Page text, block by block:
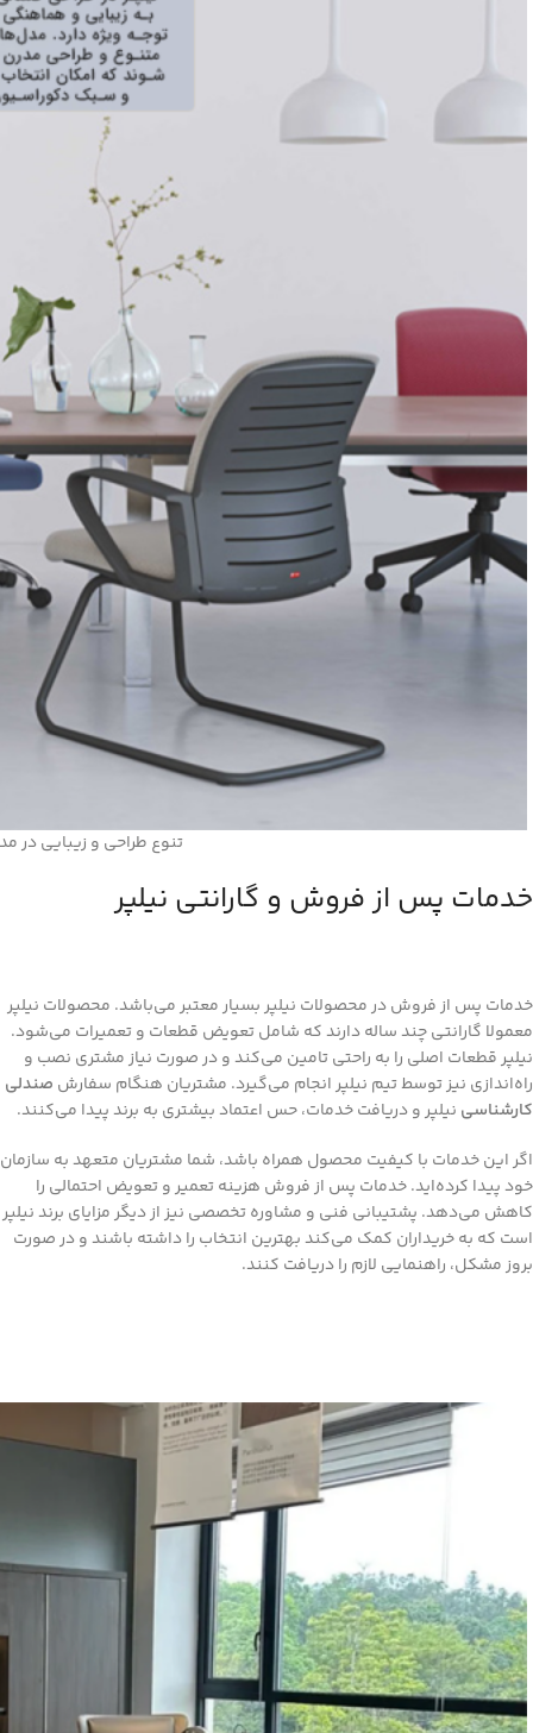
تنوع طراحی و زیبایی در
خدمات پس از فروش و گارانتی نیلپر
خدمات پس از فروش در محصولات نیلپر بسیار معتبر می‌باشد. محصولات نیلپر
معمولا گارانتی چند ساله دارند که شامل تعویض قطعات و تعمیرات می‌شود.
نیلپر قطعات اصلی را به راحتی تامین می‌کند و در صورت نیاز مشتری نصب و
راه‌اندازی نیز توسط تیم نیلپر انجام می‌گیرد. مشتریان هنگام سفارش صندلی
کارشناسی نیلپر و دریافت خدمات، حس اعتماد بیشتری به برند پیدا می‌کنند.
اگر این خدمات با کیفیت محصول همراه باشد، شما مشتریان متعهد به سازمان
خود پیدا کرده‌اید. خدمات پس از فروش هزینه تعمیر و تعویض احتمالی را
کاهش می‌دهد. پشتیبانی فنی و مشاوره تخصصی نیز از دیگر مزایای برند نیلپر
است که به خریداران کمک می‌کند بهترین انتخاب را داشته باشند و در صورت
بروز مشکل، راهنمایی لازم را دریافت کنند.